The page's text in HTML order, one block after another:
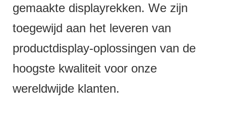
gemaakte displayrekken. We zijn
toegewijd aan het leveren van
productdisplay-oplossingen van de
hoogste kwaliteit voor onze
wereldwijde klanten.